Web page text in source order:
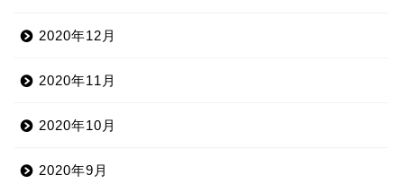
2020年12月
2020年11月
2020年10月
2020年9月